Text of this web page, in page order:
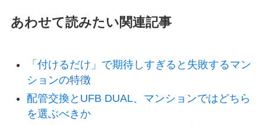
あわせて読みたい関連記事
「付けるだけ」で期待しすぎると失敗するマン
ションの特徴
配管交換とUFB DUAL、マンションではどちら
を選ぶべきか